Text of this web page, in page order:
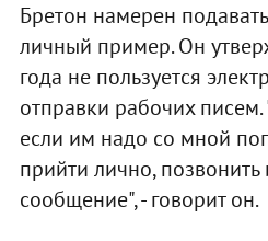
Бретон намерен
личный пример. Он
года не пользуется
отправки рабочих
если им надо со мной
прийти лично, позвонить
сообщение", - говорит он.